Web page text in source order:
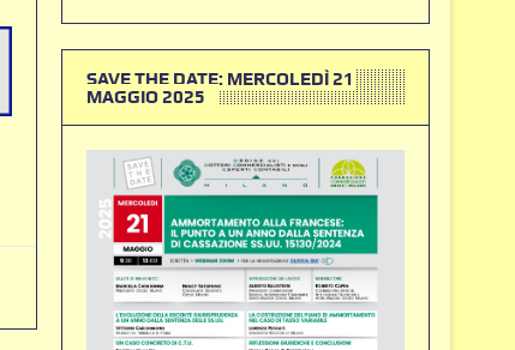
SAVE THE DATE: MERCOLEDÌ 21
MAGGIO 2025